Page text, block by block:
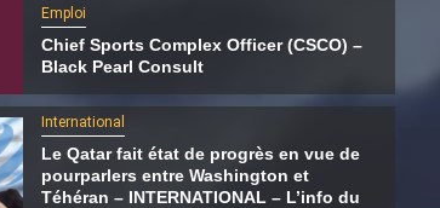
Emploi
Chief Sports Complex Officer (CSCO) –
Black Pearl Consult
International
Le Qatar fait état de progrès en vue de
pourparlers entre Washington et
Téhéran – INTERNATIONAL – L’info du